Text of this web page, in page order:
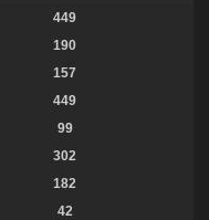
449
190
157
449
99
302
182
42